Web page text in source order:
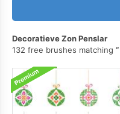
Decoratieve Zon Penslar
132 free brushes matching